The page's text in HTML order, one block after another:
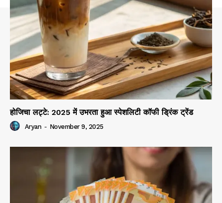
होजिचा लट्टे: 2025 में उभरता हुआ स्पेशलिटी कॉफी ड्रिंक ट्रेंड
Aryan - November 9, 2025